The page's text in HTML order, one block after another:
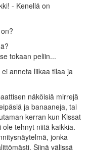
- Kenellä on
tokaan peliin...
anneta liikaa tilaa ja
näköisiä mirrejä
ja banaaneja, tai
kerran kun Kissat
tehnyt niitä kaikkia.
jonka
Siinä välissä